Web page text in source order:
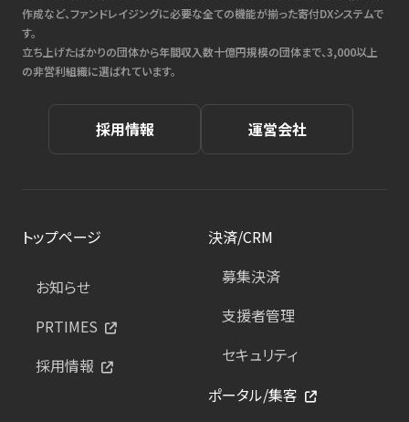
作成など、ファンドレイジングに必要な全ての機能が揃った寄付DXシステムで
す。
立ち上げたばかりの団体から年間収入数十億円規模の団体まで、3,000以上
の非営利組織に選ばれています。
採用情報 運営会社
トップページ
お知らせ
PRTIMES
採用情報
決済/CRM
募集決済
支援者管理
セキュリティ
ポータル/集客